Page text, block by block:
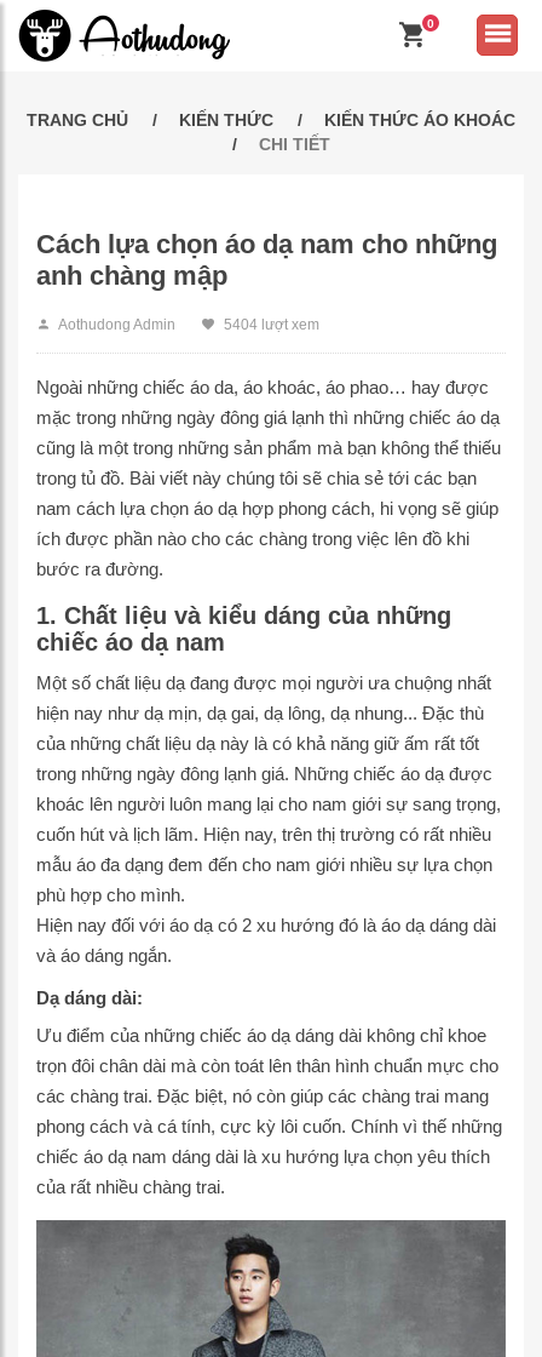
0
TRANG CHỦ KIẾN THỨC
KIẾN THỨC ÁO KHOÁC
CHI TIẾT
Cách lựa chọn áo dạ nam cho những
anh chàng mập
Aothudong Admin 5404 lượt xem
Ngoài những chiếc áo da, áo khoác, áo phao… hay được
mặc trong những ngày đông giá lạnh thì những chiếc áo dạ
cũng là một trong những sản phẩm mà bạn không thể thiếu
trong tủ đồ. Bài viết này chúng tôi sẽ chia sẻ tới các bạn
nam cách lựa chọn áo dạ hợp phong cách, hi vọng sẽ giúp
ích được phần nào cho các chàng trong việc lên đồ khi
bước ra đường.
1. Chất liệu và kiểu dáng của những
chiếc áo dạ nam
Một số chất liệu dạ đang được mọi người ưa chuộng nhất
hiện nay như dạ mịn, dạ gai, dạ lông, dạ nhung... Đặc thù
của những chất liệu dạ này là có khả năng giữ ấm rất tốt
trong những ngày đông lạnh giá. Những chiếc áo dạ được
khoác lên người luôn mang lại cho nam giới sự sang trọng,
cuốn hút và lịch lãm. Hiện nay, trên thị trường có rất nhiều
mẫu áo đa dạng đem đến cho nam giới nhiều sự lựa chọn
phù hợp cho mình.
Hiện nay đối với áo dạ có 2 xu hướng đó là áo dạ dáng dài
và áo dáng ngắn.
Dạ dáng dài:
Ưu điểm của những chiếc áo dạ dáng dài không chỉ khoe
trọn đôi chân dài mà còn toát lên thân hình chuẩn mực cho
các chàng trai. Đặc biệt, nó còn giúp các chàng trai mang
phong cách và cá tính, cực kỳ lôi cuốn. Chính vì thế những
chiếc áo dạ nam dáng dài là xu hướng lựa chọn yêu thích
của rất nhiều chàng trai.